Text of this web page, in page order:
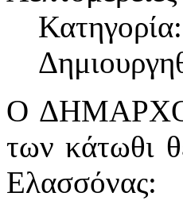
Κατηγορία:
Ο
των κάτωθι
Ελασσόνας: